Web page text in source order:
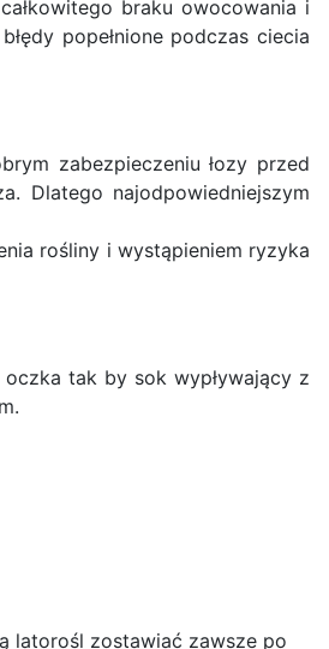
braku owocowania i
popełnione podczas ciecia
zabezpieczeniu łozy przed
Dlatego najodpowiedniejszym
rośliny i wystąpieniem ryzyka
tak by sok wypływający z
latorośl zostawiać zawsze po